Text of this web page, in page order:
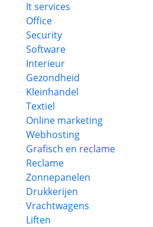
It services
Office
Security
Software
Interieur
Gezondheid
Kleinhandel
Textiel
Online marketing
Webhosting
Grafisch en reclame
Reclame
Zonnepanelen
Drukkerijen
Vrachtwagens
Liften